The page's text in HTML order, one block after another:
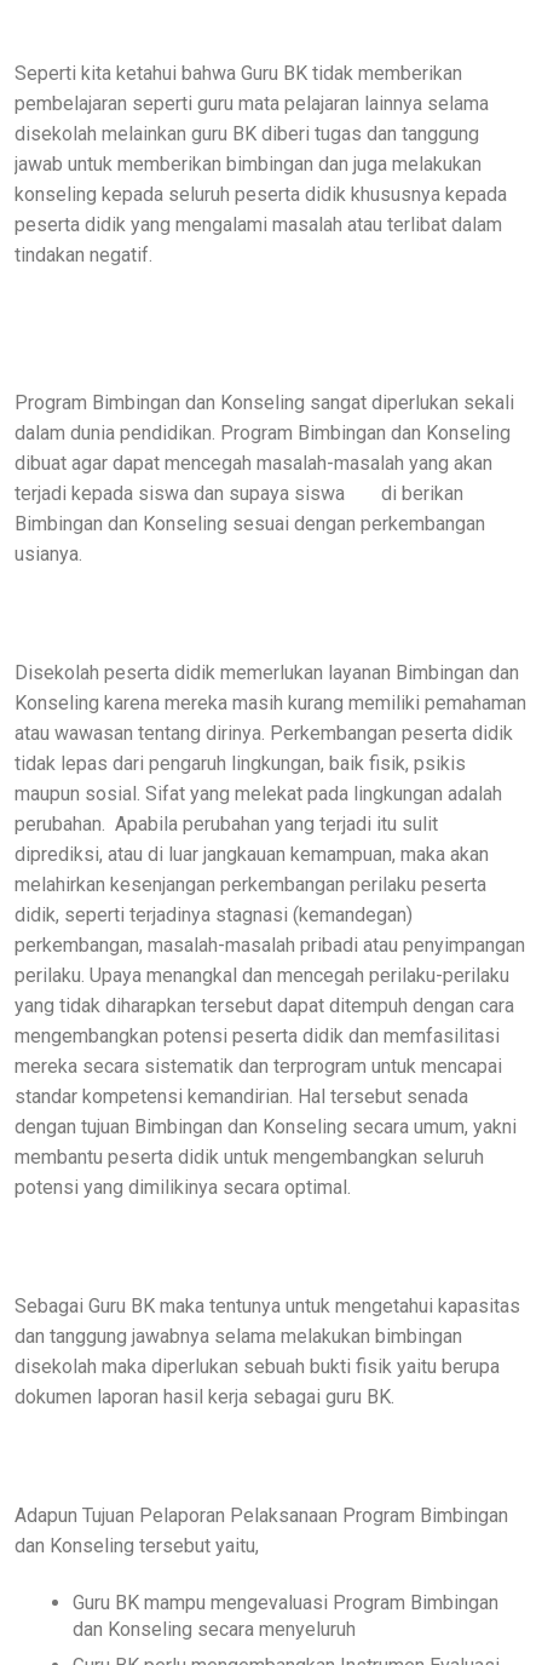
Seperti kita ketahui bahwa Guru BK tidak memberikan
pembelajaran seperti guru mata pelajaran lainnya selama
disekolah melainkan guru BK diberi tugas dan tanggung
jawab untuk memberikan bimbingan dan juga melakukan
konseling kepada seluruh peserta didik khususnya kepada
peserta didik yang mengalami masalah atau terlibat dalam
tindakan negatif.
Program Bimbingan dan Konseling sangat diperlukan sekali
dalam dunia pendidikan. Program Bimbingan dan Konseling
dibuat agar dapat mencegah masalah-masalah yang akan
terjadi kepada siswa dan supaya siswa
di berikan
Bimbingan dan Konseling sesuai dengan perkembangan
usianya.
Disekolah peserta didik memerlukan layanan Bimbingan dan
Konseling karena mereka masih kurang memiliki pemahaman
atau wawasan tentang dirinya. Perkembangan peserta didik
tidak lepas dari pengaruh lingkungan, baik fisik, psikis
maupun sosial. Sifat yang melekat pada lingkungan adalah
perubahan. Apabila perubahan yang terjadi itu sulit
diprediksi, atau di luar jangkauan kemampuan, maka akan
melahirkan kesenjangan perkembangan perilaku peserta
didik, seperti terjadinya stagnasi (kemandegan)
perkembangan, masalah-masalah pribadi atau penyimpangan
perilaku. Upaya menangkal dan mencegah perilaku-perilaku
yang tidak diharapkan tersebut dapat ditempuh dengan cara
mengembangkan potensi peserta didik dan memfasilitasi
mereka secara sistematik dan terprogram untuk mencapai
standar kompetensi kemandirian. Hal tersebut senada
dengan tujuan Bimbingan dan Konseling secara umum, yakni
membantu peserta didik untuk mengembangkan seluruh
potensi yang dimilikinya secara optimal.
Sebagai Guru BK maka tentunya untuk mengetahui kapasitas
dan tanggung jawabnya selama melakukan bimbingan
disekolah maka diperlukan sebuah bukti fisik yaitu berupa
dokumen laporan hasil kerja sebagai guru BK.
Adapun Tujuan Pelaporan Pelaksanaan Program Bimbingan
dan Konseling tersebut yaitu,
Guru BK mampu mengevaluasi Program Bimbingan
dan Konseling secara menyeluruh